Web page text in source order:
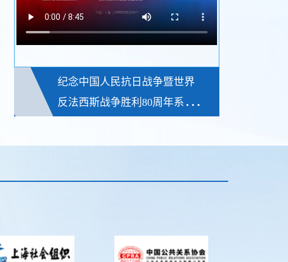
纪念中国人民抗日战争暨世界
反法西斯战争胜利80周年系列